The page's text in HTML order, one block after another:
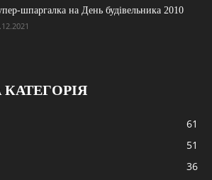
шпаргалка на День будівельника 2010
61
51
36